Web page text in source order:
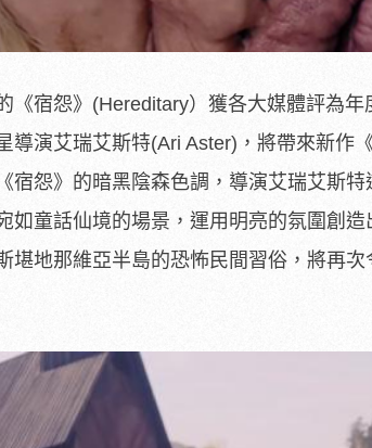
《宿怨》(Hereditary）獲各大媒體評為
導演艾瑞艾斯特(Ari Aster)，將帶來新作
宿怨》的暗黑陰森色調，導演艾瑞艾斯
如童話仙境的場景，運用明亮的氛圍創
堪地那維亞半島的恐怖民間習俗，將再